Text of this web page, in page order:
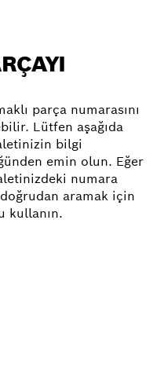
parça numarasını
Lütfen aşağıda
bilgi
emin olun. Eğer
numara
aramak için
kullanın.